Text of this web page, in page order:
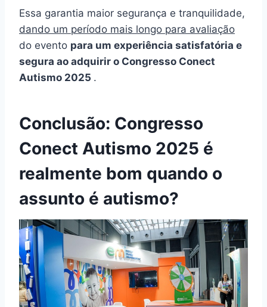
Essa garantia maior segurança e tranquilidade,
dando um período mais longo para avaliação
do evento para um experiência satisfatória e
segura ao adquirir o Congresso Conect
Autismo 2025 .
Conclusão: Congresso
Conect Autismo 2025 é
realmente bom quando o
assunto é autismo?